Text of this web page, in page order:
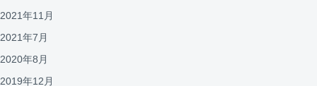
2021年11月
2021年7月
2020年8月
2019年12月